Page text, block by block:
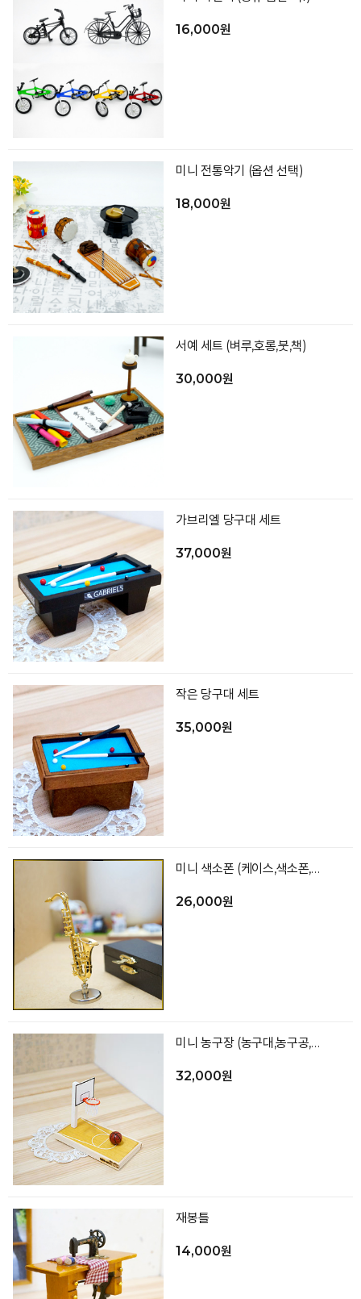
16,000원
미니 전통악기 (옵션 선택)
18,000원
서예 세트 (벼루,호롱,붓,책)
30,000원
가브리엘 당구대 세트
37,000원
작은 당구대 세트
35,000원
미니 색소폰 (케이스,색소폰,거치대)
26,000원
미니 농구장 (농구대,농구공,바닥)
32,000원
재봉틀
14,000원